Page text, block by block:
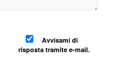
Avvisami di
risposta tramite e-mail.